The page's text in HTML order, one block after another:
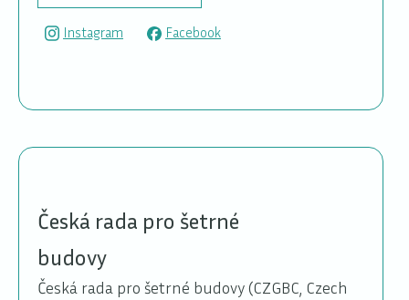
Instagram Facebook
Česká rada pro šetrné
budovy
Česká rada pro šetrné budovy (CZGBC, Czech